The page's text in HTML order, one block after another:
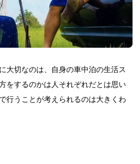
大切なのは、自身の車中泊の生活ス
をするのかは人それぞれだとは思い
行うことが考えられるのは大きくわ